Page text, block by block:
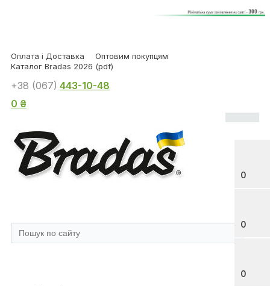
Оплата і Доставка
Оптовим покупцям
Каталог Bradas 2026 (pdf)
0
0
0
+38 (067) 443-10-48
0 ₴